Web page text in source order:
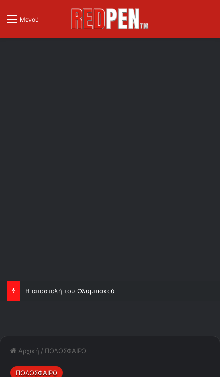
Μενού
Ορτέγκα και Σα, ανεβάζουν κι άλλο τον Ολυμπιακό!
Αρχική / ΠΟΔΟΣΦΑΙΡΟ
ΠΟΔΟΣΦΑΙΡΟ